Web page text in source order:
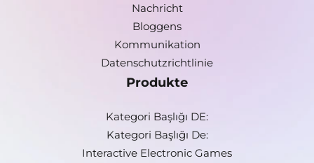
Nachricht
Bloggens
Kommunikation
Datenschutzrichtlinie
Produkte
Kategori Başlığı DE:
Kategori Başlığı De:
Interactive Electronic Games